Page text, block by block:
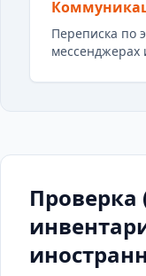
Переписка по
мессенджерах
Проверка